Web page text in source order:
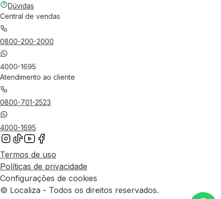
Dúvidas
Central de vendas
0800-200-2000
4000-1695
Atendimento ao cliente
0800-701-2523
4000-1695
Termos de uso
Políticas de privacidade
Configurações de cookies
© Localiza - Todos os direitos reservados.